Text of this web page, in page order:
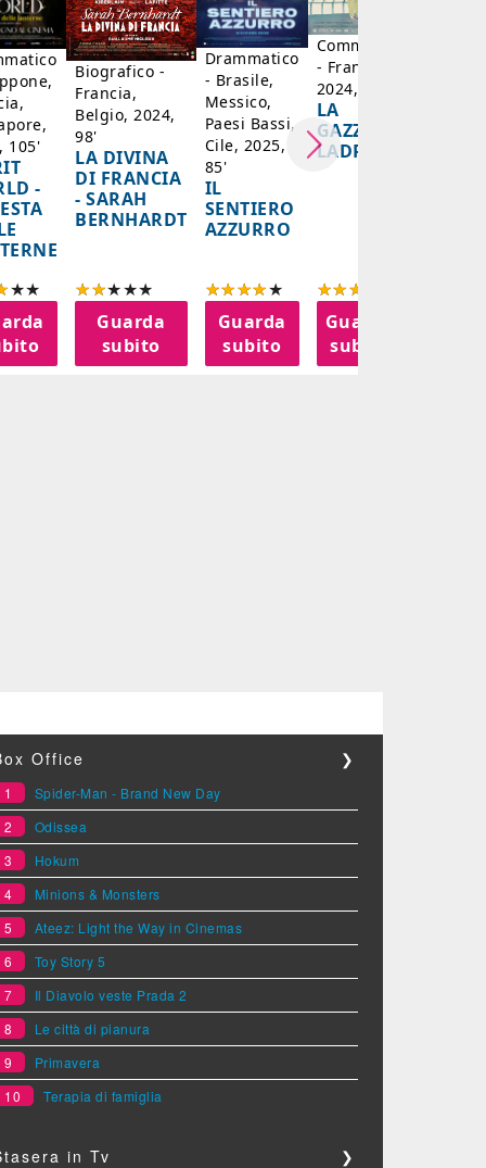
105'
-
Biografico -
Francia,
Belgio, 2024,
98'
LA DIVINA
DI FRANCIA
- SARAH
BERNHARDT
Guarda
subito
Drammatico
- Brasile,
Messico,
Paesi Bassi,
Cile, 2025,
85'
IL
SENTIERO
AZZURRO
Guarda
subito
Commedia
- Francia,
2024, 101'
LA
GAZZA
LADRA
Guarda
subito
Office ❯
1
Spider-Man - Brand New Day
2
Odissea
3
Hokum
4
Minions & Monsters
5
Ateez: Light the Way in Cinemas
6
Toy Story 5
7
Il Diavolo veste Prada 2
8
Le città di pianura
9
Primavera
10
Terapia di famiglia
in Tv ❯